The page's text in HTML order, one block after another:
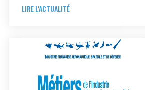
secteur confirme son dynamisme avec 25
prévues en 2025*, plus d'un jeune sur cinq
féminisation et de connaissance des
répondre, le GIFAS a déployé au Bourget
ponts entre les talents et les opportunités
LIRE L'ACTUALITÉ